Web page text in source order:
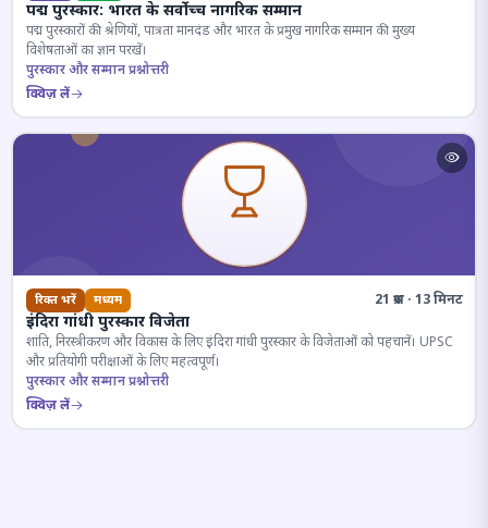
पद्म पुरस्कार: भारत के सर्वोच्च नागरिक सम्मान
पद्म पुरस्कारों की श्रेणियों, पात्रता मानदंड और भारत के प्रमुख नागरिक सम्मान की मुख्य
विशेषताओं का ज्ञान परखें।
पुरस्कार और सम्मान प्रश्नोत्तरी
क्विज़ लें
रिक्त भरें मध्यम 21 प्रश्न · 13 मिनट
इंदिरा गांधी पुरस्कार विजेता
शांति, निरस्त्रीकरण और विकास के लिए इंदिरा गांधी पुरस्कार के विजेताओं को पहचानें। UPSC
और प्रतियोगी परीक्षाओं के लिए महत्वपूर्ण।
पुरस्कार और सम्मान प्रश्नोत्तरी
क्विज़ लें